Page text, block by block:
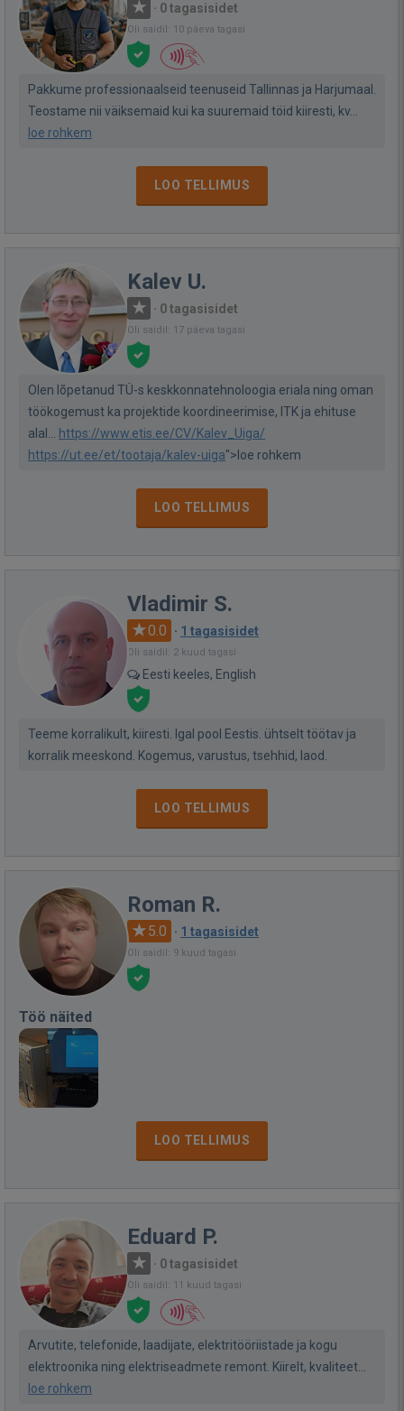
· 0 tagasisidet
Oli saidil: 10 päeva tagasi
Pakkume professionaalseid teenuseid Tallinnas ja Harjumaal.
Teostame nii väiksemaid kui ka suuremaid töid kiiresti, kv...
loe rohkem
LOO TELLIMUS
Kalev U.
· 0 tagasisidet
Oli saidil: 17 päeva tagasi
Olen lõpetanud TÜ-s keskkonnatehnoloogia eriala ning oman
töökogemust ka projektide koordineerimise, ITK ja ehituse
alal...
https://www.etis.ee/CV/Kalev_Uiga/
https://ut.ee/et/tootaja/kalev-uiga">loe rohkem
LOO TELLIMUS
Vladimir S.
0.0 · 1 tagasisidet
Oli saidil: 2 kuud tagasi
Eesti keeles, English
Teeme korralikult, kiiresti. Igal pool Eestis. ühtselt töötav ja
korralik meeskond. Kogemus, varustus, tsehhid, laod.
LOO TELLIMUS
Roman R.
5.0 · 1 tagasisidet
Oli saidil: 9 kuud tagasi
Töö näited
LOO TELLIMUS
Eduard P.
· 0 tagasisidet
Oli saidil: 11 kuud tagasi
Arvutite, telefonide, laadijate, elektritööriistade ja kogu
elektroonika ning elektriseadmete remont. Kiirelt, kvaliteet...
loe rohkem